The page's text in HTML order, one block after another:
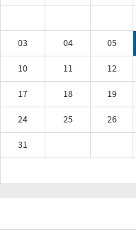
03
04 05
10
11 12
17
18 19
24
25 26
31